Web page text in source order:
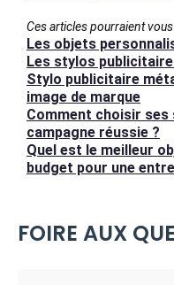
Ces articles pourraient
Les objets
Les stylos
Stylo publicitaire
image de marque
Comment choisir
campagne réussie ?
Quel est le meilleur
budget pour une
FOIRE AUX